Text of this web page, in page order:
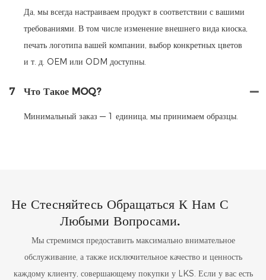
Да, мы всегда настраиваем продукт в соответствии с вашими
требованиями. В том числе изменение внешнего вида киоска,
печать логотипа вашей компании, выбор конкретных цветов
и т. д. OEM или ODM доступны.
7 Что Такое MOQ?
Минимальный заказ — 1 единица, мы принимаем образцы.
Не Стесняйтесь Обращаться К Нам С
Любыми Вопросами.
Мы стремимся предоставить максимально внимательное
обслуживание, а также исключительное качество и ценность
каждому клиенту, совершающему покупки у LKS. Если у вас есть